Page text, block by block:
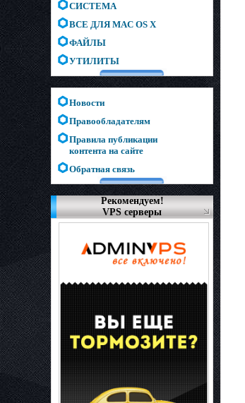
СИСТЕМА
ВСЕ ДЛЯ MAC OS X
ФАЙЛЫ
УТИЛИТЫ
Новости
Правообладателям
Правила публикации
контента на сайте
Обратная связь
Рекомендуем!
VPS серверы